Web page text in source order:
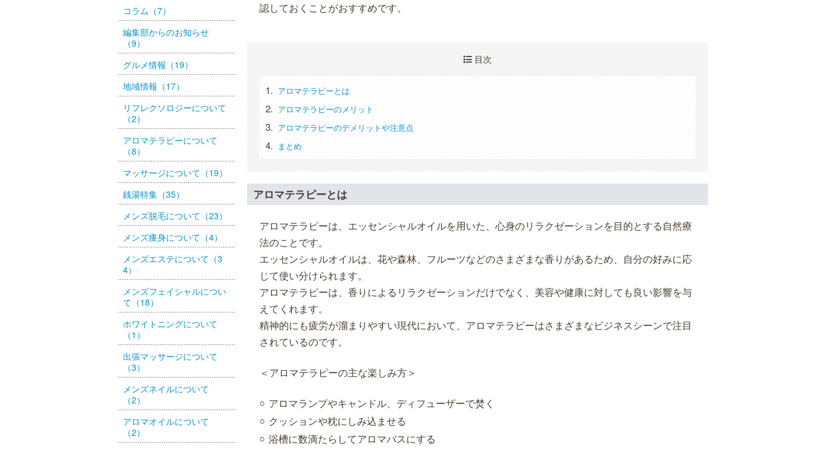
コラム（7）
編集部からのお知らせ
（9）
グルメ情報（19）
地域情報（17）
リフレクソロジーについて
（2）
アロマテラピーについて
（8）
マッサージについて（19）
銭湯特集（35）
メンズ脱毛について（23）
メンズ痩身について（4）
メンズエステについて（3
4）
メンズフェイシャルについ
て（18）
ホワイトニングについて
（1）
出張マッサージについて
（3）
メンズネイルについて
（2）
アロマオイルについて
（2）
認しておくことがおすすめです。
目次
アロマテラピーとは
アロマテラピーのメリット
アロマテラピーのデメリットや注意点
まとめ
アロマテラピーとは
アロマテラピーは、エッセンシャルオイルを用いた、心身のリラクゼーションを目的とする自然療
法のことです。
エッセンシャルオイルは、花や森林、フルーツなどのさまざまな香りがあるため、自分の好みに応
じて使い分けられます。
アロマテラピーは、香りによるリラクゼーションだけでなく、美容や健康に対しても良い影響を与
えてくれます。
精神的にも疲労が溜まりやすい現代において、アロマテラピーはさまざまなビジネスシーンで注目
されているのです。
＜アロマテラピーの主な楽しみ方＞
アロマランプやキャンドル、ディフューザーで焚く
クッションや枕にしみ込ませる
浴槽に数滴たらしてアロマバスにする